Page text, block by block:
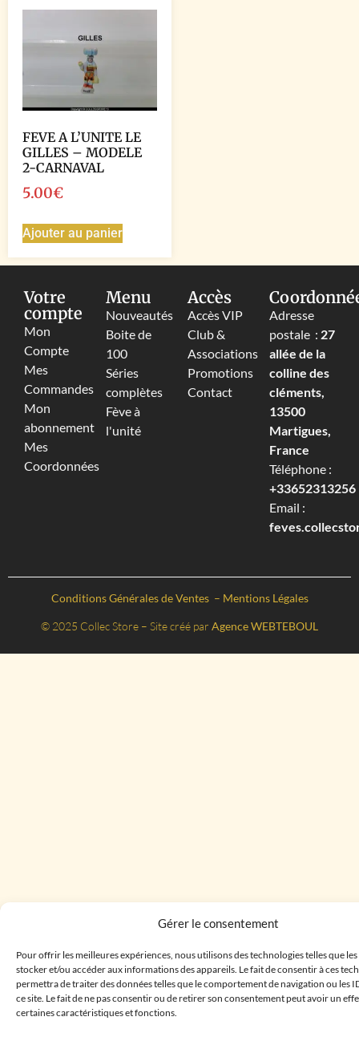
Gérer le consentement
Pour offrir les meilleures expériences, nous utilisons des technologies telles que
stocker et/ou accéder aux informations des appareils. Le fait de consentir à ces
permettra de traiter des données telles que le comportement de navigation ou les
ce site. Le fait de ne pas consentir ou de retirer son consentement peut avoir un
certaines caractéristiques et fonctions.
FEVE A L’UNITE LE
GILLES – MODELE
2-CARNAVAL
5.00€
Ajouter au panier
Votre
compte
Mon
Compte
Mes
Commandes
Mon
abonnement
Mes
Coordonnées
Menu
Nouveautés
Boite de
100
Séries
complètes
Fève à
l'unité
Accès
Accès VIP
Club &
Associations
Promotions
Contact
Adresse
postale : 27
allée de la
colline des
cléments,
13500
Martigues,
France
Téléphone :
+33652313256‬
Email :
Conditions Générales de Ventes – Mentions Légales
© 2025 Collec Store – Site créé par Agence WEBTEBOUL